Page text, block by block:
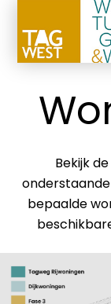
Bekijk
bepaalde